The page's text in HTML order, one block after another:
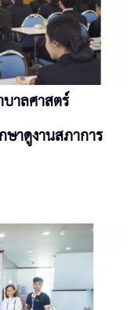
าลศาสตร์
าดูงานสภาการ